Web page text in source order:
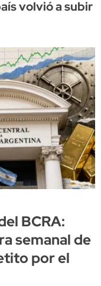
volvió a subir
BCRA:
semanal de
por el